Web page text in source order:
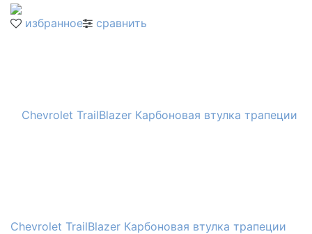
избранное сравнить
Chevrolet TrailBlazer Карбоновая втулка трапеции